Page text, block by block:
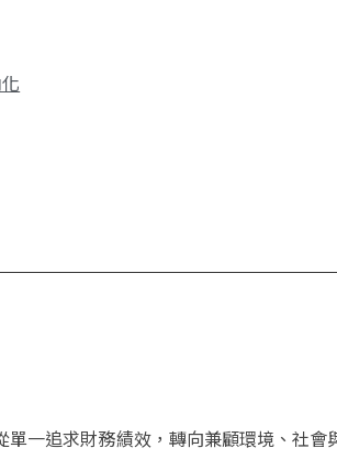
一追求財務績效，轉向兼顧環境、社會